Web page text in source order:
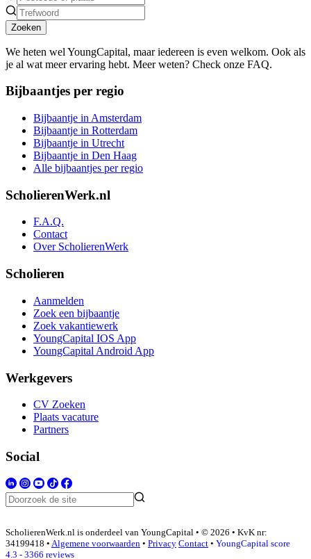
Zoeken
We heten wel YoungCapital, maar iedereen is even welkom. Ook als
je al wat meer ervaring hebt. Meer weten? Check onze FAQ.
Bijbaantjes per regio
Bijbaantje in Amsterdam
Bijbaantje in Rotterdam
Bijbaantje in Utrecht
Bijbaantje in Den Haag
Alle bijbaantjes per regio
ScholierenWerk.nl
F.A.Q.
Contact
Over ScholierenWerk
Scholieren
Aanmelden
Zoek een bijbaantje
Zoek vakantiewerk
YoungCapital IOS App
YoungCapital Android App
Werkgevers
CV Zoeken
Plaats vacature
Partners
Social
ScholierenWerk.nl is onderdeel van YoungCapital • © 2026 • KvK nr:
34199418 • Algemene voorwaarden • Privacy Contact • YoungCapital score
4.3 - 3366 reviews